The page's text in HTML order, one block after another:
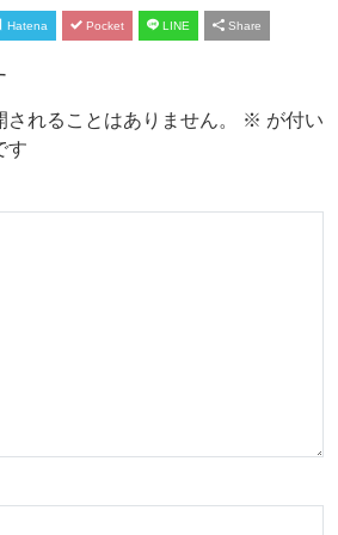
Hatena Pocket LINE Share
れることはありません。 ※ が付い
す